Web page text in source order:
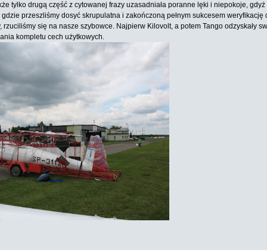
drugą część z cytowanej frazy uzasadniała poranne lęki i niepokoje,
przeszliśmy dosyć skrupulatna i zakończoną pełnym sukcesem
się na nasze szybowce. Najpierw Kilovolt, a potem Tango odzyskały
kompletu cech użytkowych.